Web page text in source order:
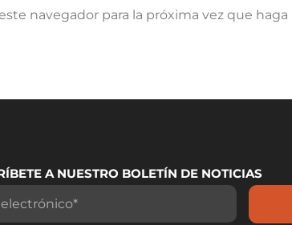
navegador para la próxima vez que haga
A NUESTRO BOLETÍN DE NOTICIAS